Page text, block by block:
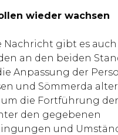
wieder wachsen
Nachricht gibt es
an den beiden
Anpassung der
und Sömmerda
um die Fortführung
den gegebenen
und